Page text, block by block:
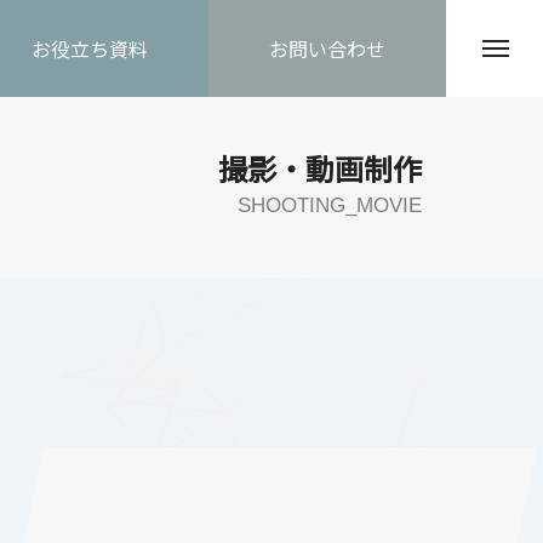
お役立ち資料 お問い合わせ
撮影・動画制作
SHOOTING_MOVIE